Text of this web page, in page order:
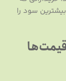
سود را
قیمت‌ها